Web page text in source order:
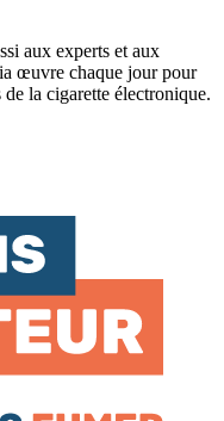
aux experts et aux
œuvre chaque jour pour
la cigarette électronique.